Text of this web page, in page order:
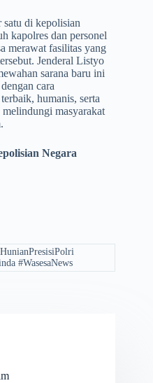
di kepolisian
kapolres dan personel
merawat fasilitas yang
Jenderal Listyo
sarana baru ini
cara
humanis, serta
masyarakat
Negara
#WasesaNews